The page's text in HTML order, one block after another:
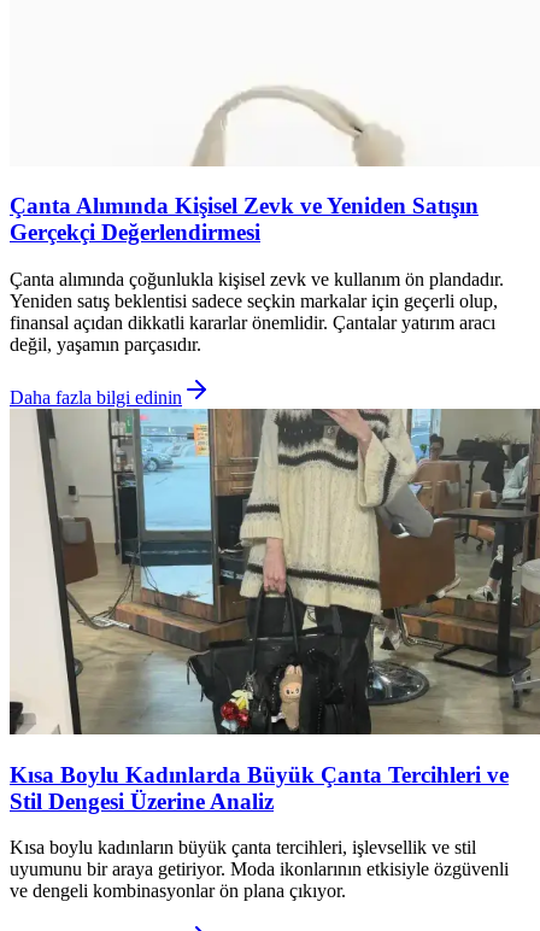
Çanta Alımında Kişisel Zevk ve Yeniden Satışın
Gerçekçi Değerlendirmesi
Çanta alımında çoğunlukla kişisel zevk ve kullanım ön plandadır.
Yeniden satış beklentisi sadece seçkin markalar için geçerli olup,
finansal açıdan dikkatli kararlar önemlidir. Çantalar yatırım aracı
değil, yaşamın parçasıdır.
Daha fazla bilgi edinin
Kısa Boylu Kadınlarda Büyük Çanta Tercihleri ve
Stil Dengesi Üzerine Analiz
Kısa boylu kadınların büyük çanta tercihleri, işlevsellik ve stil
uyumunu bir araya getiriyor. Moda ikonlarının etkisiyle özgüvenli
ve dengeli kombinasyonlar ön plana çıkıyor.